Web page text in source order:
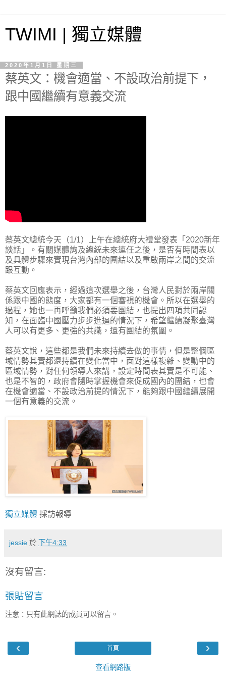
TWIMI | 獨立媒體
2020年1月1日 星期三
蔡英文：機會適當、不設政治前提下，
跟中國繼續有意義交流
蔡英文總統今天（1/1）上午在總統府大禮堂發表「2020新年
談話」。有關媒體詢及總統未來連任之後，是否有時間表以
及具體步驟來實現台灣內部的團結以及重啟兩岸之間的交流
跟互動。
蔡英文回應表示，經過這次選舉之後，台灣人民對於兩岸關
係跟中國的態度，大家都有一個審視的機會。所以在選舉的
過程，她也一再呼籲我們必須要團結，也提出四項共同認
知，在面臨中國壓力步步進逼的情況下，希望繼續凝聚臺灣
人可以有更多、更強的共識，還有團結的氛圍。
蔡英文說，這些都是我們未來持續去做的事情，但是整個區
域情勢其實都還持續在變化當中，面對這樣複雜、變動中的
區域情勢，對任何領導人來講，設定時間表其實是不可能、
也是不智的，政府會隨時掌握機會來促成國內的團結，也會
在機會適當、不設政治前提的情況下，能夠跟中國繼續展開
一個有意義的交流。
獨立媒體 採訪報導
jessie 於 下午4:33
沒有留言:
張貼留言
注意：只有此網誌的成員可以留言。
‹ ›
首頁
查看網路版